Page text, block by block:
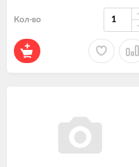
Кол-во